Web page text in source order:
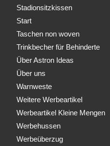
Stadionsitzkissen
Start
Taschen non woven
Trinkbecher für Behinderte
Über Astron Ideas
Über uns
Warnweste
Weitere Werbeartikel
Werbeartikel Kleine Mengen
Werbehussen
Werbeüberzug